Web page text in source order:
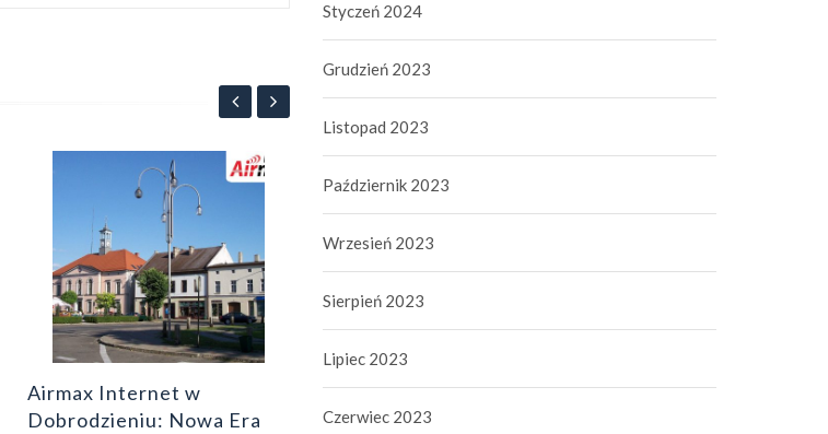
Airmax Internet w
Dobrodzieniu: Nowa Era
Ubezpieczenie skutera,
quada, przyczepki – ile
kosztuje?
24 października 2023
5 września 2023
Styczeń 2024
Grudzień 2023
Listopad 2023
Październik 2023
Wrzesień 2023
Sierpień 2023
Lipiec 2023
Czerwiec 2023